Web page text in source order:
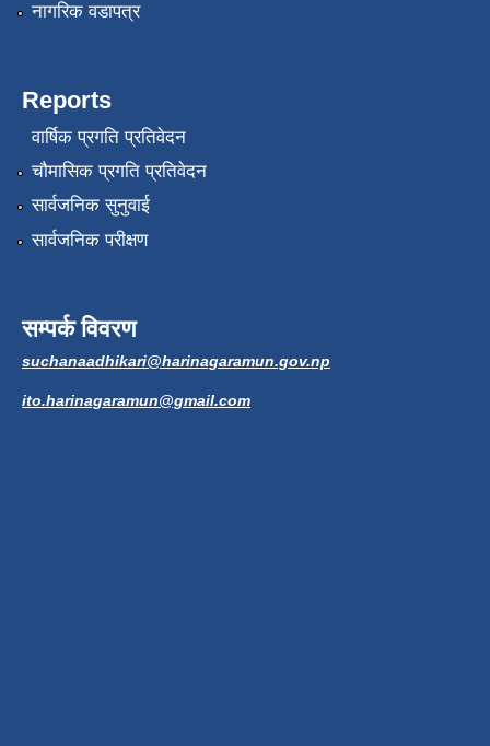
नागरिक वडापत्र
Reports
वार्षिक प्रगति प्रतिवेदन
चौमासिक प्रगति प्रतिवेदन
सार्वजनिक सुनुवाई
सार्वजनिक परीक्षण
सम्पर्क विवरण
suchanaadhikari@harinagaramun.gov.np
ito.harinagaramun@gmail.com